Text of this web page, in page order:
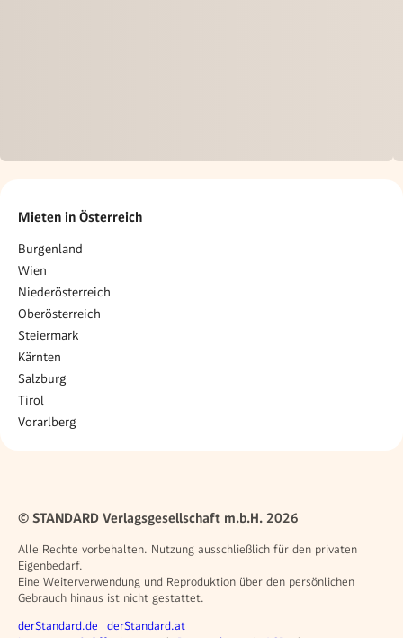
Mieten in Österreich
Burgenland
Wien
Niederösterreich
Oberösterreich
Steiermark
Kärnten
Salzburg
Tirol
Vorarlberg
© STANDARD Verlagsgesellschaft m.b.H. 2026
Alle Rechte vorbehalten. Nutzung ausschließlich für den privaten
Eigenbedarf.
Eine Weiterverwendung und Reproduktion über den persönlichen
Gebrauch hinaus ist nicht gestattet.
Weitere Angebote
derStandard.de derStandard.at